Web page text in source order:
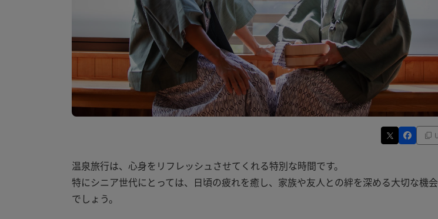
温泉旅行は、心身をリフレッシュさせてくれる特別な時間です。
特にシニア世代にとっては、日頃の疲れを癒し、家族や友人との絆を深める大切な機
でしょう。